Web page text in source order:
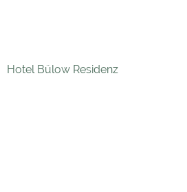
Hotel Bülow Residenz